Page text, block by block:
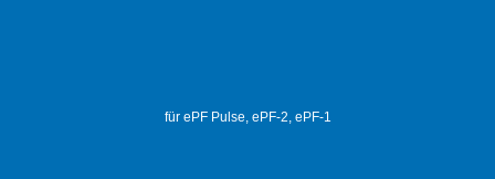
für ePF Pulse, ePF-2, ePF-1